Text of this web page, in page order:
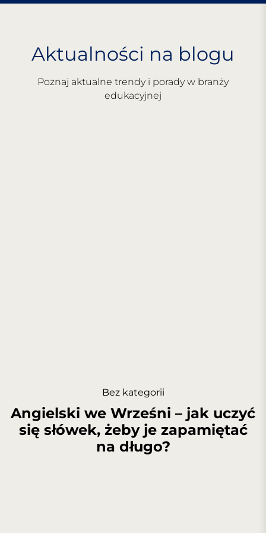
Aktualności na blogu
Poznaj aktualne trendy i porady w branży
edukacyjnej
Bez kategorii
Angielski we Wrześni – jak uczyć
się słówek, żeby je zapamiętać
na długo?